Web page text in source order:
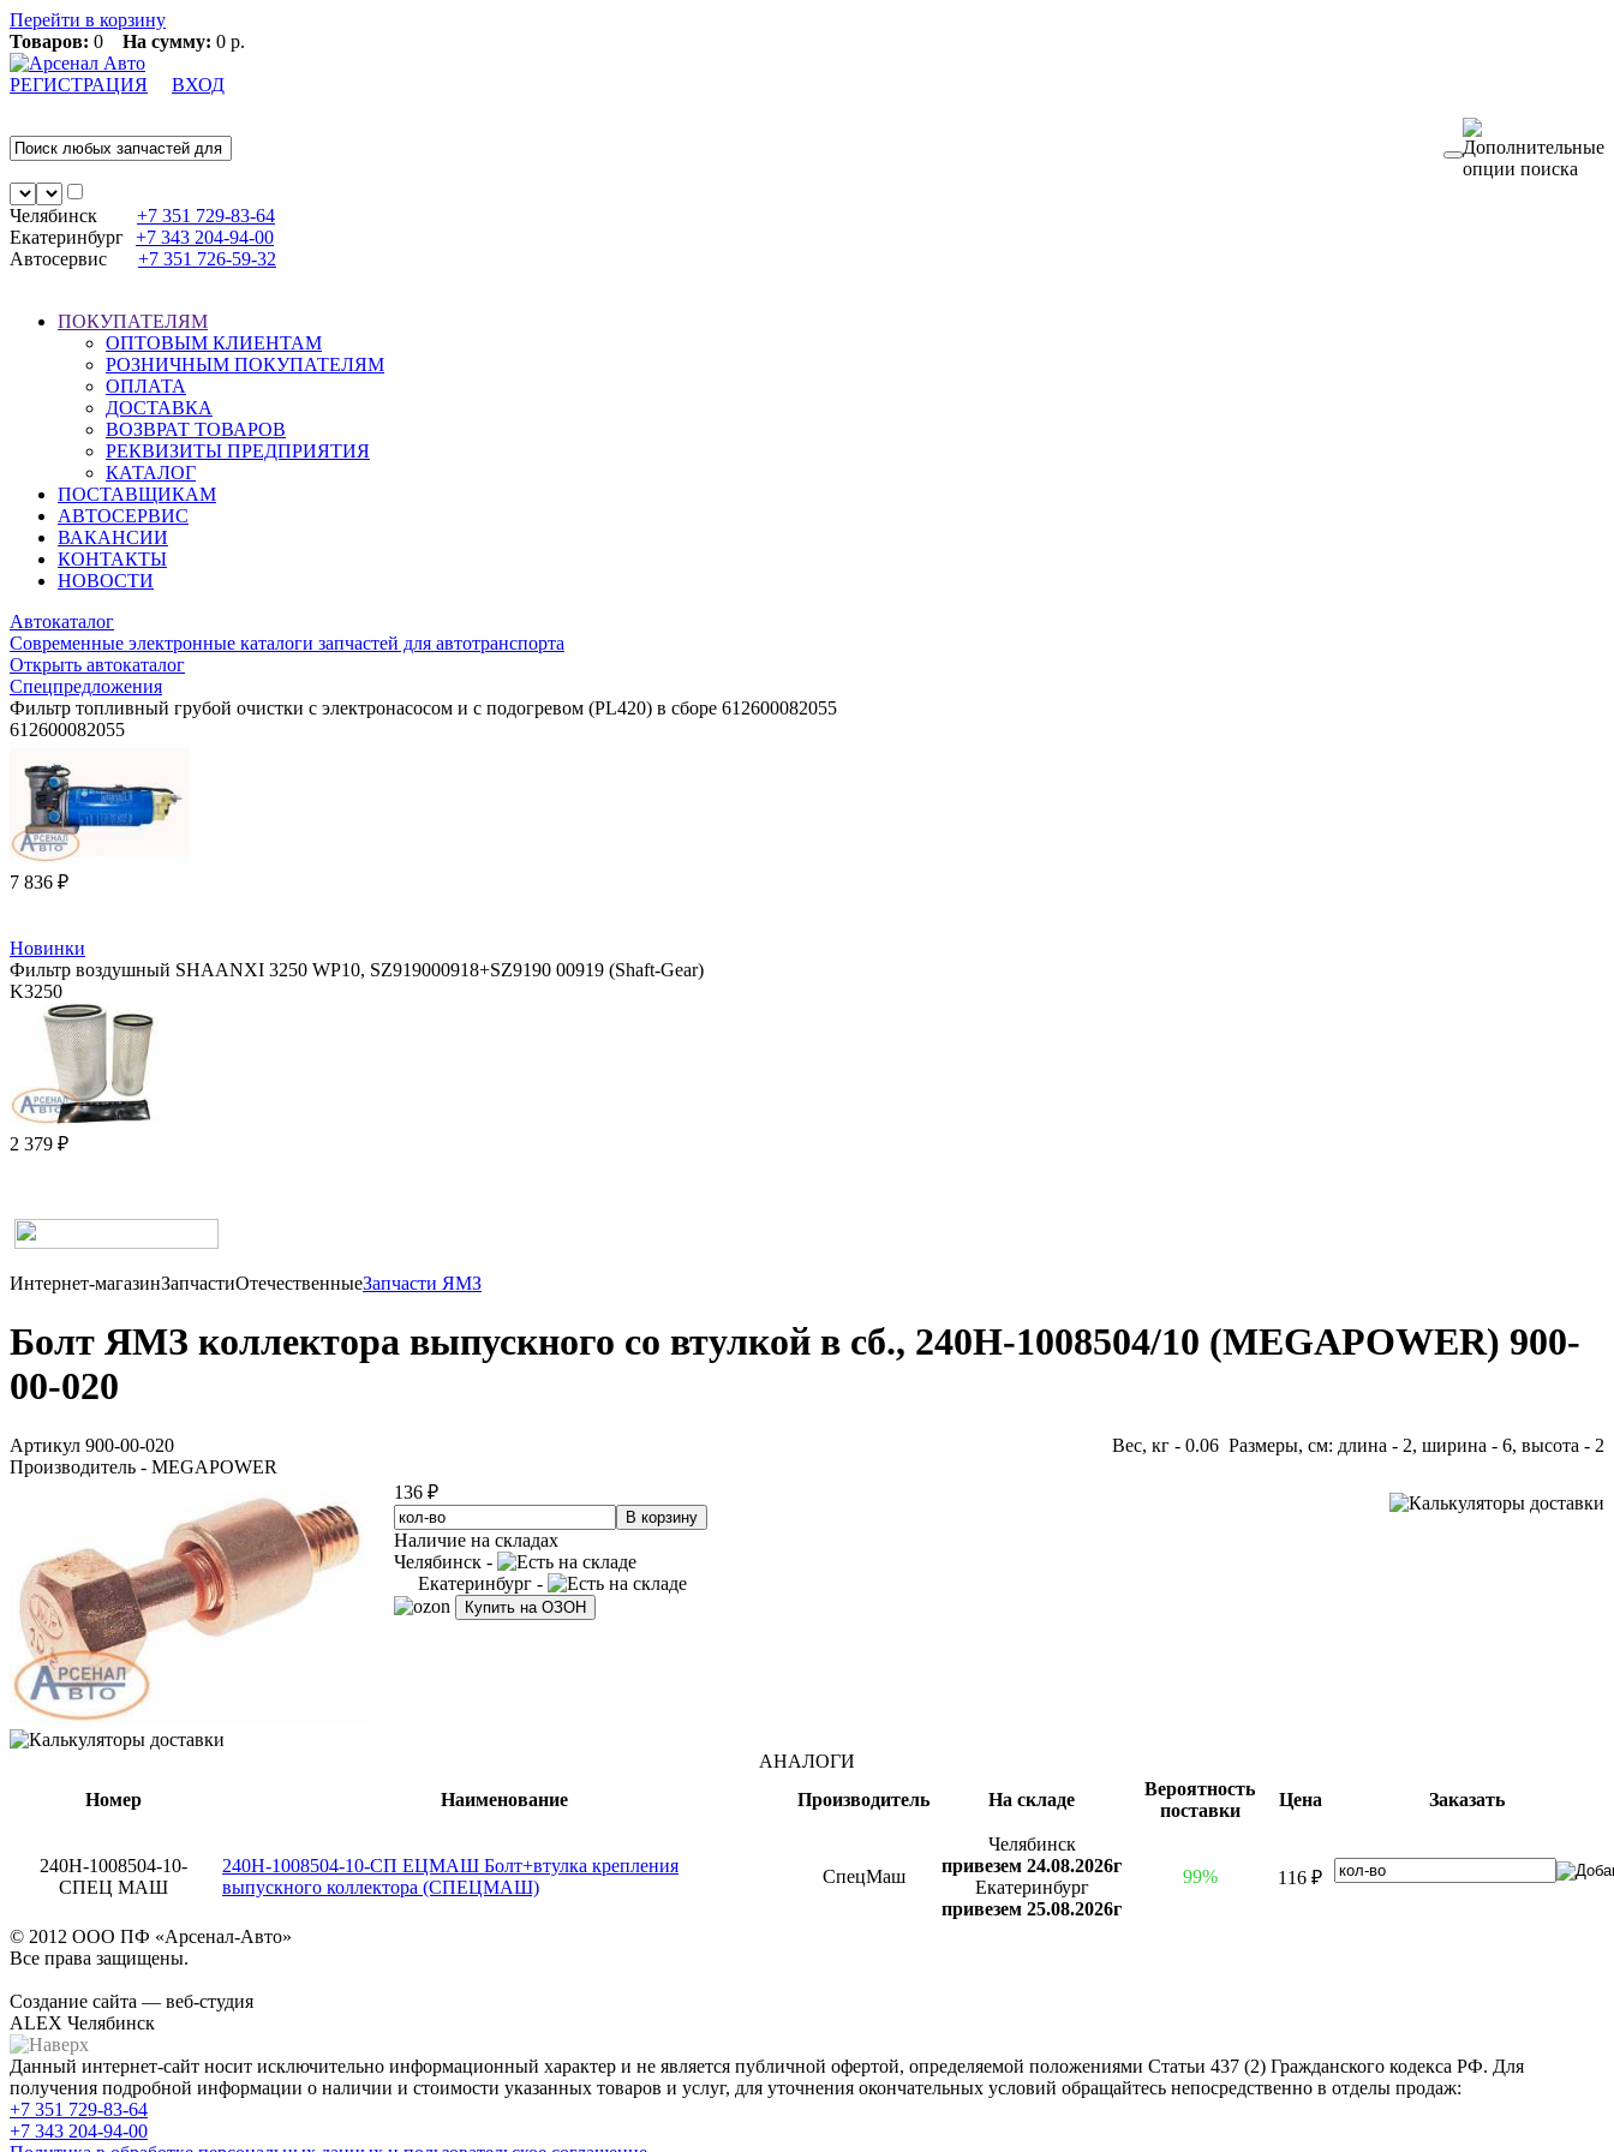
Перейти в корзину
Товаров: 0 На сумму: 0 р.
РЕГИСТРАЦИЯ ВХОД
Челябинск +7 351 729-83-64
Екатеринбург +7 343 204-94-00
Автосервис
+7 351 726-59-32
ПОКУПАТЕЛЯМ
ОПТОВЫМ КЛИЕНТАМ
РОЗНИЧНЫМ ПОКУПАТЕЛЯМ
ОПЛАТА
ДОСТАВКА
ВОЗВРАТ ТОВАРОВ
РЕКВИЗИТЫ ПРЕДПРИЯТИЯ
КАТАЛОГ
ПОСТАВЩИКАМ
АВТОСЕРВИС
ВАКАНСИИ
КОНТАКТЫ
НОВОСТИ
Автокаталог
Современные электронные каталоги запчастей для автотранспорта
Открыть автокаталог
Спецпредложения
Фильтр топливный грубой очистки с электронасосом и с подогревом (PL420) в сборе 612600082055
612600082055
7 836 ₽
Новинки
Фильтр воздушный SHAANXI 3250 WP10, SZ919000918+SZ9190 00919 (Shaft-Gear)
K3250
2 379 ₽
Интернет-магазинЗапчастиОтечественныеЗапчасти ЯМЗ
Болт ЯМЗ коллектора выпускного со втулкой в сб., 240Н-1008504/10 (MEGAPOWER) 900-
00-020
Артикул 900-00-020
Производитель - MEGAPOWER
Вес, кг - 0.06 Размеры, см: длина - 2, ширина - 6, высота - 2
136 ₽
Наличие на складах
Челябинск -
Екатеринбург -
Купить на ОЗОН
АНАЛОГИ
Номер
Наименование Производитель На складе
Вероятность
поставки
Цена Заказать
240Н-1008504-10-
СПЕЦ МАШ
240Н-1008504-10-СП ЕЦМАШ Болт+втулка крепления
выпускного коллектора (СПЕЦМАШ)
СпецМаш
Челябинск
привезем 24.08.2026г
Екатеринбург
привезем 25.08.2026г
99% 116 ₽
© 2012 ООО ПФ «Арсенал-Авто»
Все права защищены.
Создание сайта — веб-студия
ALEX Челябинск
Данный интернет-сайт носит исключительно информационный характер и не является публичной офертой, определяемой положениями Статьи 437 (2) Гражданского кодекса РФ. Для
получения подробной информации о наличии и стоимости указанных товаров и услуг, для уточнения окончательных условий обращайтесь непосредственно в отделы продаж:
+7 351 729-83-64
+7 343 204-94-00